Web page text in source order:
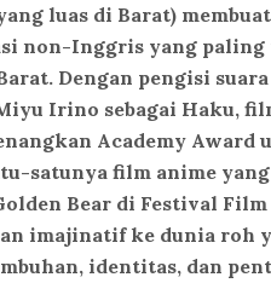
luas di Barat)
non-Inggris yang
Dengan pengisi suara
Irino sebagai Haku,
Academy Award
satunya film anime
Bear di Festival
imajinatif ke dunia roh
identitas, dan